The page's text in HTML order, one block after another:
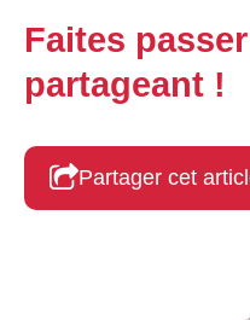
Faites
partageant !
Partager cet